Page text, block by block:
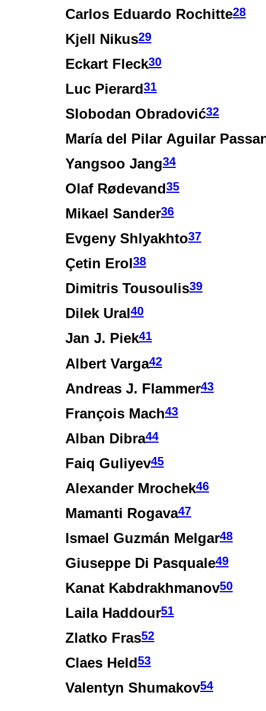
Carlos Eduardo Rochitte28
Kjell Nikus29
Eckart Fleck30
Luc Pierard31
Slobodan Obradović32
María del Pilar Aguilar
Yangsoo Jang34
Olaf Rødevand35
Mikael Sander36
Evgeny Shlyakhto37
Çetin Erol38
Dimitris Tousoulis39
Dilek Ural40
Jan J. Piek41
Albert Varga42
Andreas J. Flammer43
François Mach43
Alban Dibra44
Faiq Guliyev45
Alexander Mrochek46
Mamanti Rogava47
Ismael Guzmán Melgar48
Giuseppe Di Pasquale49
Kanat Kabdrakhmanov50
Laila Haddour51
Zlatko Fras52
Claes Held53
Valentyn Shumakov54